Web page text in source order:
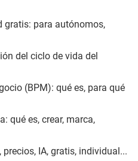
gratis: para autónomos,
del ciclo de vida del
(BPM): qué es, para qué
qué es, crear, marca,
precios, IA, gratis, individual...